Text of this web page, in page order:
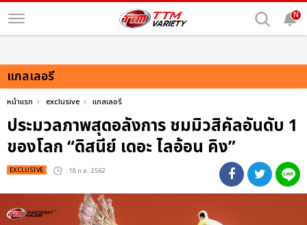
N
แกลเลอรี
หน้าแรก exclusive แกลเลอรี
ประมวลภาพสุดอลังการ ชมมิวสิคัลอันดับ 1
ของโลก “ดิสนีย์ เดอะ ไลอ้อน คิง”
EXCLUSIVE : 18 ก.ย. 2562